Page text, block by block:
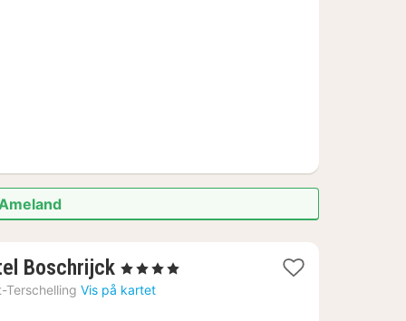
Boschrijck 1
natt
, 4 Stjerner
Terschelling Vis på kartet